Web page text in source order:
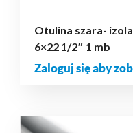
Otulina szara-
6×22 1/2″ 1 mb
Zaloguj się aby